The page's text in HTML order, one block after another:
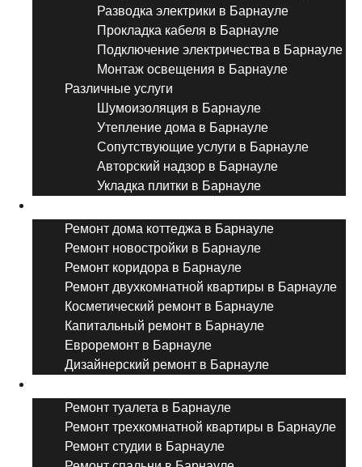
Разводка электрики в Барнауле
Прокладка кабеля в Барнауле
Подключение электричества в Барнауле
Монтаж освещения в Барнауле
Различные услуги
Шумоизоляция в Барнауле
Утепление дома в Барнауле
Сопутствующие услуги в Барнауле
Авторский надзор в Барнауле
Укладка плитки в Барнауле
Ремонт дома коттеджа в Барнауле
Ремонт новостройки в Барнауле
Ремонт коридора в Барнауле
Ремонт двухкомнатной квартиры в Барнауле
Косметический ремонт в Барнауле
Капитальный ремонт в Барнауле
Евроремонт в Барнауле
Дизайнерский ремонт в Барнауле
Ремонт туалета в Барнауле
Ремонт трехкомнатной квартиры в Барнауле
Ремонт студии в Барнауле